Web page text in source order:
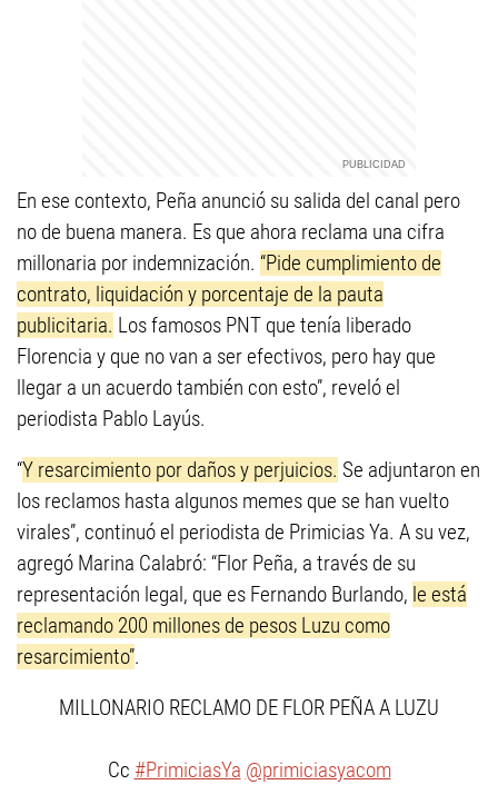
En ese contexto, Peña anunció su salida del canal pero
no de buena manera. Es que ahora reclama una cifra
millonaria por indemnización. “Pide cumplimiento de
contrato, liquidación y porcentaje de la pauta
publicitaria. Los famosos PNT que tenía liberado
Florencia y que no van a ser efectivos, pero hay que
llegar a un acuerdo también con esto”, reveló el
periodista Pablo Layús.
“Y resarcimiento por daños y perjuicios. Se adjuntaron en
los reclamos hasta algunos memes que se han vuelto
virales”, continuó el periodista de Primicias Ya. A su vez,
agregó Marina Calabró: “Flor Peña, a través de su
representación legal, que es Fernando Burlando, le está
reclamando 200 millones de pesos Luzu como
resarcimiento”.
MILLONARIO RECLAMO DE FLOR PEÑA A LUZU
Cc #PrimiciasYa @primiciasyacom